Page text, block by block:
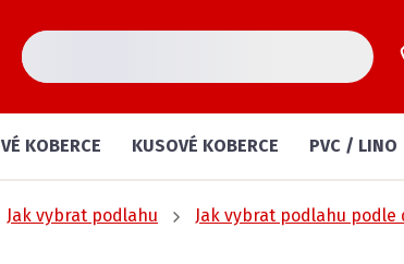
KOBERCE KUSOVÉ KOBERCE PVC / LINO
Jak vybrat podlahu Jak vybrat podlahu